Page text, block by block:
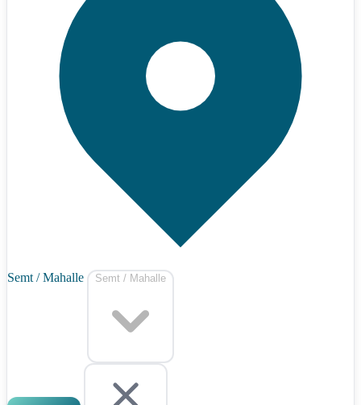
Semt / Mahalle Semt / Mahalle